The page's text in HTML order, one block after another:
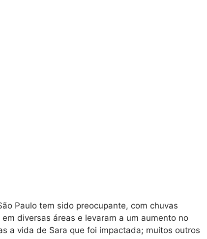
Paulo tem sido preocupante, com chuvas
diversas áreas e levaram a um aumento no
a vida de Sara que foi impactada; muitos outros